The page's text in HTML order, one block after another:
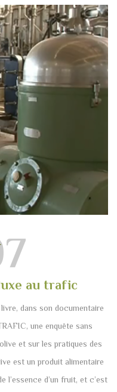
au trafic
dans son documentaire
une enquête sans
et sur les pratiques des
est un produit alimentaire
l’essence d’un fruit, et c’est